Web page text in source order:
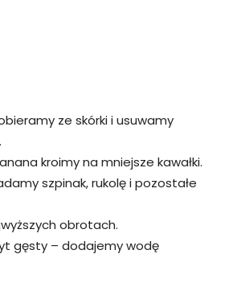
ze skórki i usuwamy
kroimy na mniejsze kawałki.
szpinak, rukolę i pozostałe
obrotach.
gęsty – dodajemy wodę